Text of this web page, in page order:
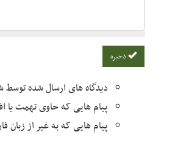
دیدگاه های ارسال شده
پیام هایی که حاوی تهمت یا
پیام هایی که به غیر از زبان